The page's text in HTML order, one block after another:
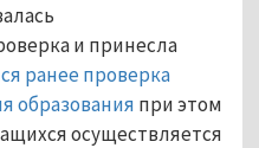
и принесла
ранее проверка
образования при этом
осуществляется